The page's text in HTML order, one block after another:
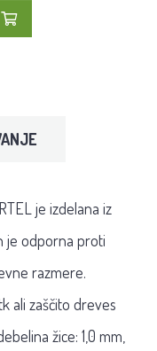
je izdelana iz
je odporna proti
razmere.
ali zaščito dreves
žice: 1,0 mm,